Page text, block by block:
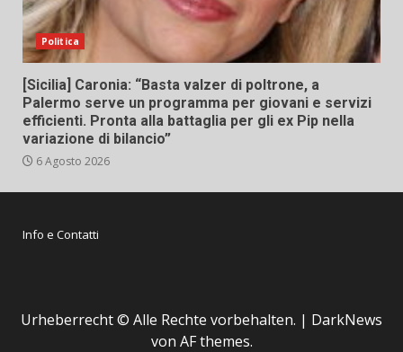
Politica
[Sicilia] Caronia: “Basta valzer di poltrone, a
Palermo serve un programma per giovani e servizi
efficienti. Pronta alla battaglia per gli ex Pip nella
variazione di bilancio”
6 Agosto 2026
Info e Contatti
Urheberrecht © Alle Rechte vorbehalten. | DarkNews
von AF themes.